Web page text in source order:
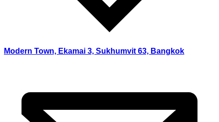
Modern Town, Ekamai 3, Sukhumvit 63, Bangkok